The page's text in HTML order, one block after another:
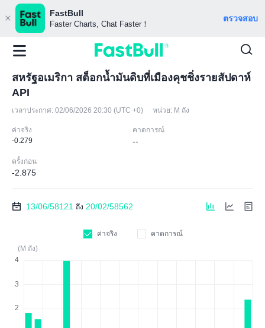
FastBull
Faster Charts, Chat Faster！
ตรวจสอบ
สหรัฐอเมริกา สต็อกน้ำมันดิบที่เมืองคุชชิ่งรายสัปดาห์
API
เวลาประกาศ: 02/06/2026 20:30 (UTC +0) หน่วย: M ถัง
ค่าจริง
-0.279
คาดการณ์
--
ครั้งก่อน
-2.875
13/06/58121 ถึง 20/02/58562
ค่าจริง
คาดการณ์
(M ถัง)